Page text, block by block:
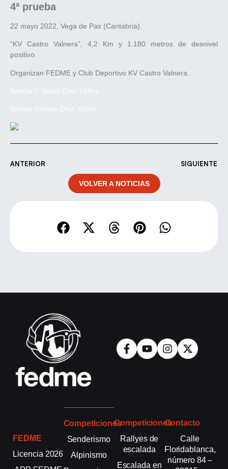
4ª prueba
22 mayo 2022, Vega de Pas (Cantabria).
“KV Castro Valnera”, 4,2 Km y 1.180 metros de desnivel
positivo.
Organizan FEDME y Club Deportivo KV Castro Valnera.
Noticia © Jesús Díez Yáñez
Noticia ©Jesus Diez Yañez
ANTERIOR SIGUIENTE
VOLVER A NOTICIAS
FEDME
Licencia 2026
Competiciones
Senderismo
Alpinismo
Competiciones
Rallyes de
escalada
Escalada en
Contacto
Calle
Floridablanca,
número 84 –